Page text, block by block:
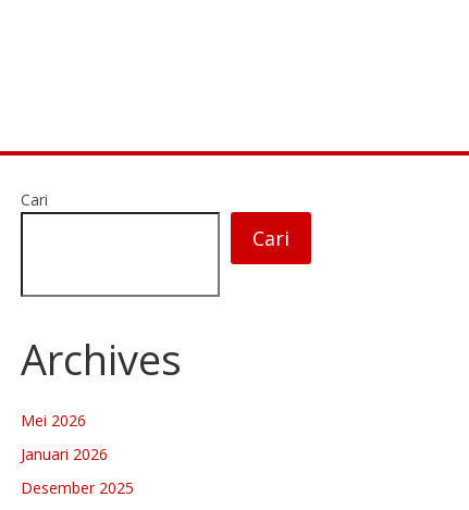
Cari
Cari
Archives
Mei 2026
Januari 2026
Desember 2025